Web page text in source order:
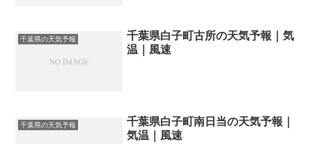
千葉県の天気予報
千葉県白子町古所の天気予報｜気
温｜風速
千葉県の天気予報
千葉県白子町南日当の天気予報｜
気温｜風速